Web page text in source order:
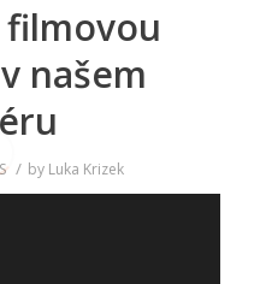
našem
/ by Luka Krizek